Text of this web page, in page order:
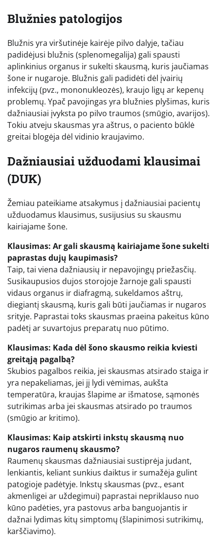
Blužnies patologijos
Blužnis yra viršutinėje kairėje pilvo dalyje, tačiau
padidėjusi blužnis (splenomegalija) gali spausti
aplinkinius organus ir sukelti skausmą, kuris jaučiamas
šone ir nugaroje. Blužnis gali padidėti dėl įvairių
infekcijų (pvz., mononukleozės), kraujo ligų ar kepenų
problemų. Ypač pavojingas yra blužnies plyšimas, kuris
dažniausiai įvyksta po pilvo traumos (smūgio, avarijos).
Tokiu atveju skausmas yra aštrus, o paciento būklė
greitai blogėja dėl vidinio kraujavimo.
Dažniausiai užduodami klausimai
(DUK)
Žemiau pateikiame atsakymus į dažniausiai pacientų
užduodamus klausimus, susijusius su skausmu
kairiajame šone.
Klausimas: Ar gali skausmą kairiajame šone sukelti
paprastas dujų kaupimasis?
Taip, tai viena dažniausių ir nepavojingų priežasčių.
Susikaupusios dujos storojoje žarnoje gali spausti
vidaus organus ir diafragmą, sukeldamos aštrų,
diegiantį skausmą, kuris gali būti jaučiamas ir nugaros
srityje. Paprastai toks skausmas praeina pakeitus kūno
padėtį ar suvartojus preparatų nuo pūtimo.
Klausimas: Kada dėl šono skausmo reikia kviesti
greitąją pagalbą?
Skubios pagalbos reikia, jei skausmas atsirado staiga ir
yra nepakeliamas, jei jį lydi vėmimas, aukšta
temperatūra, kraujas šlapime ar išmatose, sąmonės
sutrikimas arba jei skausmas atsirado po traumos
(smūgio ar kritimo).
Klausimas: Kaip atskirti inkstų skausmą nuo
nugaros raumenų skausmo?
Raumenų skausmas dažniausiai sustiprėja judant,
lenkiantis, keliant sunkius daiktus ir sumažėja gulint
patogioje padėtyje. Inkstų skausmas (pvz., esant
akmenligei ar uždegimui) paprastai nepriklauso nuo
kūno padėties, yra pastovus arba banguojantis ir
dažnai lydimas kitų simptomų (šlapinimosi sutrikimų,
karščiavimo).